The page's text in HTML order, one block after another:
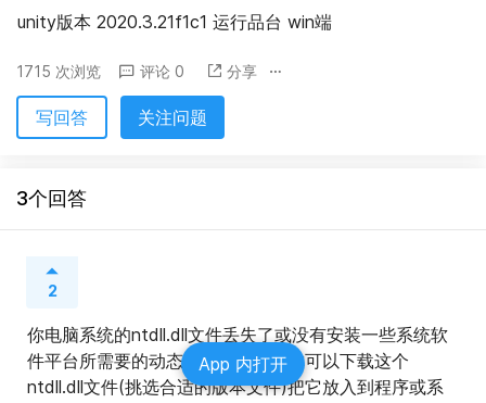
unity版本 2020.3.21f1c1 运行品台 win端
1715 次浏览 评论 0 分享
写回答 关注问题
3个回答
2
你电脑系统的ntdll.dll文件丢失了或没有安装一些系统软
件平台所需要的动态链接库，这时你可以下载这个
ntdll.dll文件(挑选合适的版本文件)把它放入到程序或系
App 内打开